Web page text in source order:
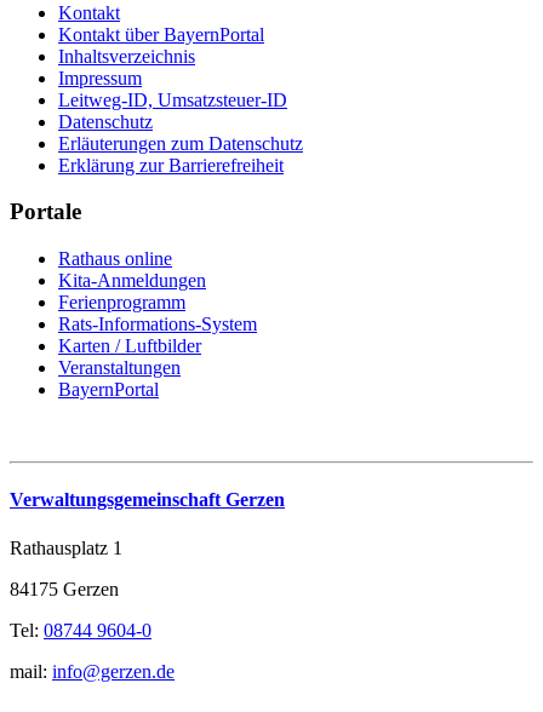
Kontakt
Kontakt über BayernPortal
Inhaltsverzeichnis
Impressum
Leitweg-ID, Umsatzsteuer-ID
Datenschutz
Erläuterungen zum Datenschutz
Erklärung zur Barrierefreiheit
Portale
Rathaus online
Kita-Anmeldungen
Ferienprogramm
Rats-Informations-System
Karten / Luftbilder
Veranstaltungen
BayernPortal
Verwaltungsgemeinschaft Gerzen
Rathausplatz 1
84175 Gerzen
Tel: 08744 9604-0
mail: info@gerzen.de